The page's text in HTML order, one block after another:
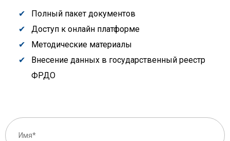
Полный пакет документов
Доступ к онлайн платформе
Методические материалы
Внесение данных в государственный реестр
ФРДО